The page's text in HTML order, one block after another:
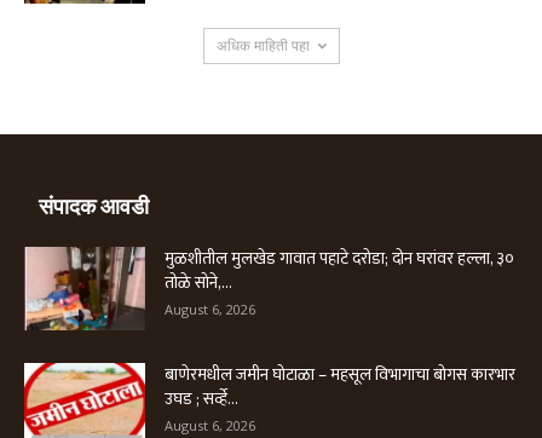
अधिक माहिती पहा
संपादक आवडी
मुळशीतील मुलखेड गावात पहाटे दरोडा; दोन घरांवर हल्ला, ३०
तोळे सोने,...
August 6, 2026
बाणेरमधील जमीन घोटाळा – महसूल विभागाचा बोगस कारभार
उघड ; सर्व्हे...
August 6, 2026